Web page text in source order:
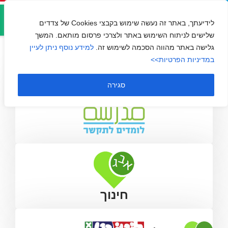
לידיעתך, באתר זה נעשה שימוש בקבצי Cookies של צדדים
שלישים לניתוח השימוש באתר ולצרכי פרסום מותאם. המשך
גלישה באתר מהווה הסכמה לשימוש זה. למידע נוסף ניתן לעיין
במדיניות הפרטיות>>
סגירה
מדרסה – בית ספר לערבית
חינוך